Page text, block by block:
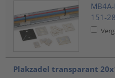
151-
Plakzadel transparant